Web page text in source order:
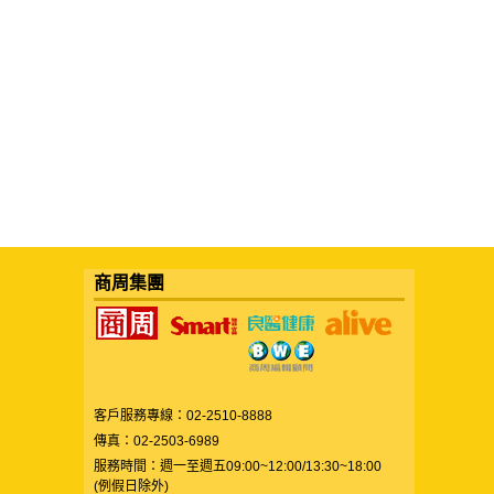
商周集團
客戶服務專線：02-2510-8888
傳真：02-2503-6989
服務時間：週一至週五09:00~12:00/13:30~18:00
(例假日除外)